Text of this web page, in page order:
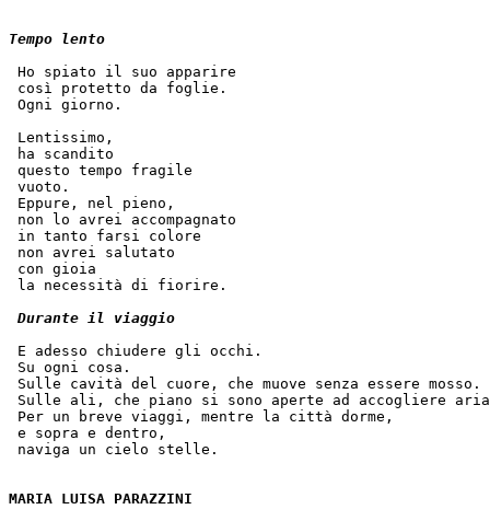
Tempo lento
Ho spiato il suo apparire
così protetto da foglie.
Ogni giorno.
Lentissimo,
ha scandito
questo tempo fragile
vuoto.
Eppure, nel pieno,
non lo avrei accompagnato
in tanto farsi colore
non avrei salutato
con gioia
la necessità di fiorire.
Durante il viaggio
E adesso chiudere gli occhi.
Su ogni cosa.
Sulle cavità del cuore, che muove senza essere mosso.
Sulle ali, che piano si sono aperte ad accogliere
Per un breve viaggi, mentre la città dorme,
e sopra e dentro,
naviga un cielo stelle.
MARIA LUISA PARAZZINI